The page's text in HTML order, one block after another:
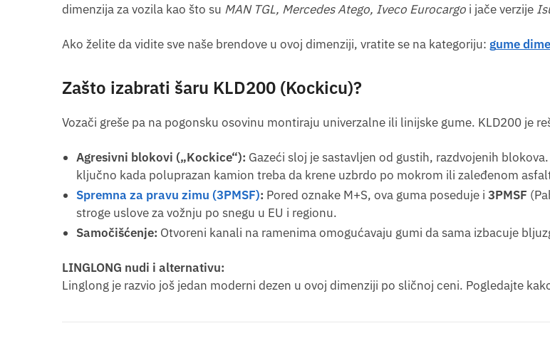
dimenzija za vozila kao što su MAN TGL, Mercedes Atego, Iveco Eurocargo i jače verzije
Ako želite da vidite sve naše brendove u ovoj dimenziji, vratite se na kategoriju: gume
Zašto izabrati šaru KLD200 (Kockicu)?
Vozači greše pa na pogonsku osovinu montiraju univerzalne ili linijske gume. KLD200 je
Agresivni blokovi („Kockice“): Gazeći sloj je sastavljen od gustih, razdvojenih
ključno kada poluprazan kamion treba da krene uzbrdo po mokrom ili zaleđenom
Spremna za pravu zimu (3PMSF): Pored oznake M+S, ova guma poseduje i3PMSF
stroge uslove za vožnju po snegu u EU i regionu.
Samočišćenje: Otvoreni kanali na ramenima omogućavaju gumi da sama izbacuje
LINGLONG nudi i alternativu:
Linglong je razvio još jedan moderni dezen u ovoj dimenziji po sličnoj ceni. Pogledajte